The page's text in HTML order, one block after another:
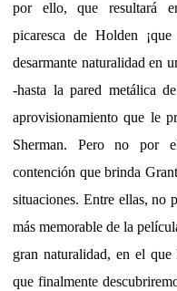
por ello, que resultará
picaresca de Holden
desarmante naturalidad en
-hasta la pared metálica
aprovisionamiento que le
Sherman. Pero no por
contención que brinda
situaciones. Entre ellas, no
más memorable de la
gran naturalidad, en el
que finalmente